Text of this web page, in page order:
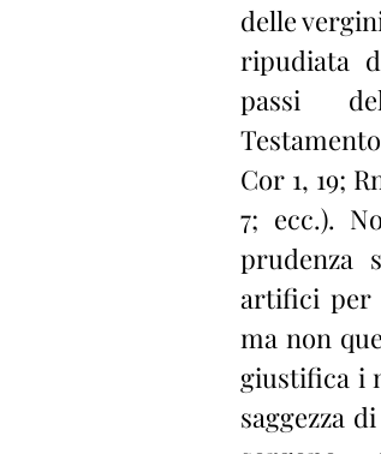
delle
ripudiata
passi
Cor 1, 19;
7; ecc.).
prudenza
artifici per
ma non
giustifica i
saggezza